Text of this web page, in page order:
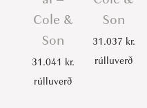
Cole &
Son
31.041 kr.
rúlluverð
Son
31.037 kr.
rúlluverð